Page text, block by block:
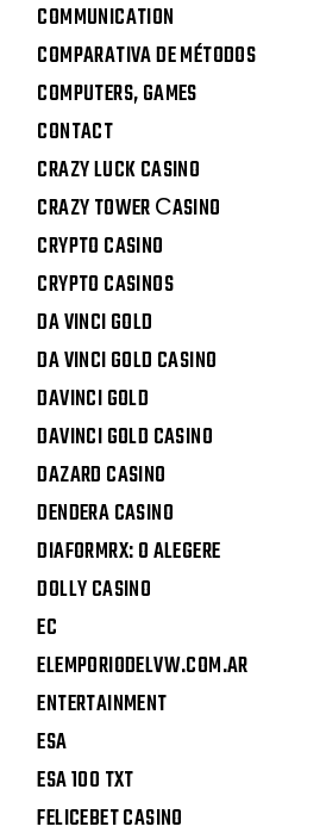
COMMUNICATION
COMPARATIVA DE MÉTODOS
COMPUTERS, GAMES
CONTACT
CRAZY LUCK CASINO
CRAZY TOWER СASINO
CRYPTO CASINO
CRYPTO CASINOS
DA VINCI GOLD
DA VINCI GOLD CASINO
DAVINCI GOLD
DAVINCI GOLD CASINO
DAZARD CASINO
DENDERA CASINO
DIAFORMRX: O ALEGERE
DOLLY CASINO
EC
ELEMPORIODELVW.COM.AR
ENTERTAINMENT
ESA
ESA 100 TXT
FELICEBET CASINO